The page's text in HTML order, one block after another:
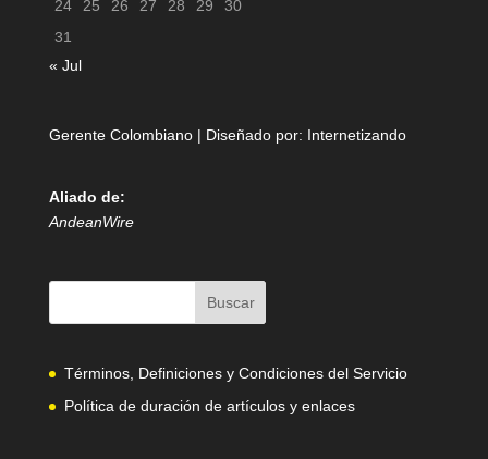
24
25 26 27 28 29
30
31
« Jul
Gerente Colombiano | Diseñado por: Internetizando
Aliado de:
AndeanWire
Términos, Definiciones y Condiciones del Servicio
Política de duración de artículos y enlaces